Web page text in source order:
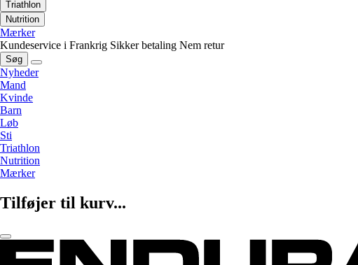
Triathlon
Nutrition
Mærker
Kundeservice i Frankrig Sikker betaling Nem retur
Søg
Nyheder
Mand
Kvinde
Barn
Løb
Sti
Triathlon
Nutrition
Mærker
Tilføjer til kurv...